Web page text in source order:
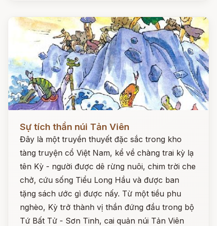
Sự tích thần núi Tản Viên
Đây là một truyền thuyết đặc sắc trong kho
tàng truyện cổ Việt Nam, kể về chàng trai kỳ lạ
tên Kỳ - người được dê rừng nuôi, chim trời che
chở, cứu sống Tiểu Long Hầu và được ban
tặng sách ước gì được nấy. Từ một tiều phu
nghèo, Kỳ trở thành vị thần đứng đầu trong bộ
Tứ Bất Tử - Sơn Tinh, cai quản núi Tản Viên